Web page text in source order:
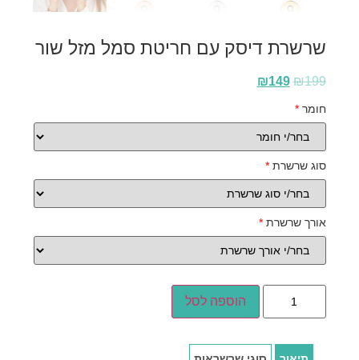
שרשרת דיסק עם חריטת סמל מזל שור
₪199
₪149
חומר*
סוג שרשרת*
אורך שרשרת*
הוספה לסל